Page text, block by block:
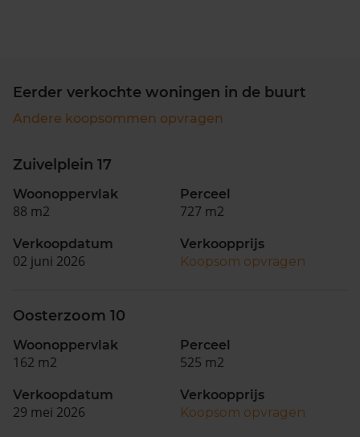
Eerder verkochte woningen in de buurt
Andere koopsommen opvragen
Zuivelplein 17
Woonoppervlak
88 m2
Perceel
727 m2
Verkoopdatum
02 juni 2026
Verkoopprijs
Koopsom opvragen
Oosterzoom 10
Woonoppervlak
162 m2
Perceel
525 m2
Verkoopdatum
29 mei 2026
Verkoopprijs
Koopsom opvragen